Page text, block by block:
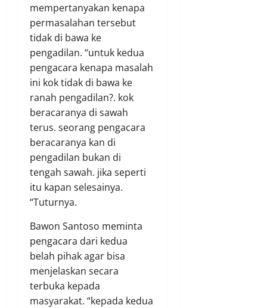
mempertanyakan kenapa
permasalahan tersebut
tidak di bawa ke
pengadilan. “untuk kedua
pengacara kenapa masalah
ini kok tidak di bawa ke
ranah pengadilan?. kok
beracaranya di sawah
terus. seorang pengacara
beracaranya kan di
pengadilan bukan di
tengah sawah. jika seperti
itu kapan selesainya.
“Tuturnya.
Bawon Santoso meminta
pengacara dari kedua
belah pihak agar bisa
menjelaskan secara
terbuka kepada
masyarakat. “kepada kedua